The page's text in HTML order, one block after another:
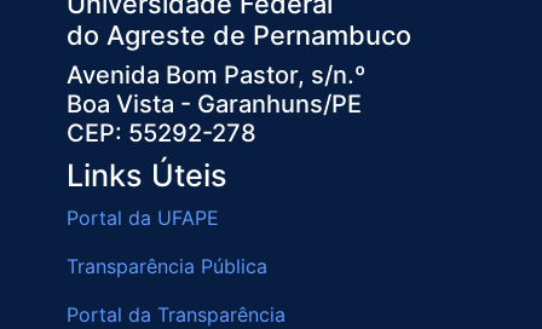
do Agreste de Pernambuco
Avenida Bom Pastor, s/n.º
Boa Vista - Garanhuns/PE
CEP: 55292-278
Links Úteis
Portal da UFAPE
Transparência Pública
Portal da Transparência